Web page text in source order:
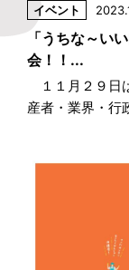
イベント
「うちな～い
会！！...
１１月２９日
産者・業界・行